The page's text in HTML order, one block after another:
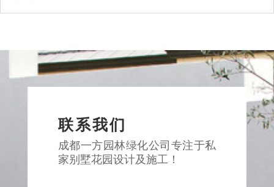
联系我们
成都一方园林绿化公司专注于私
家别墅花园设计及施工！